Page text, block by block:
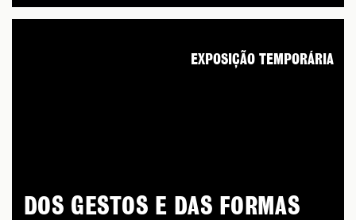
DOS GESTOS E DAS FORMAS
EXPOSIÇÃO TEMPORÁRIA